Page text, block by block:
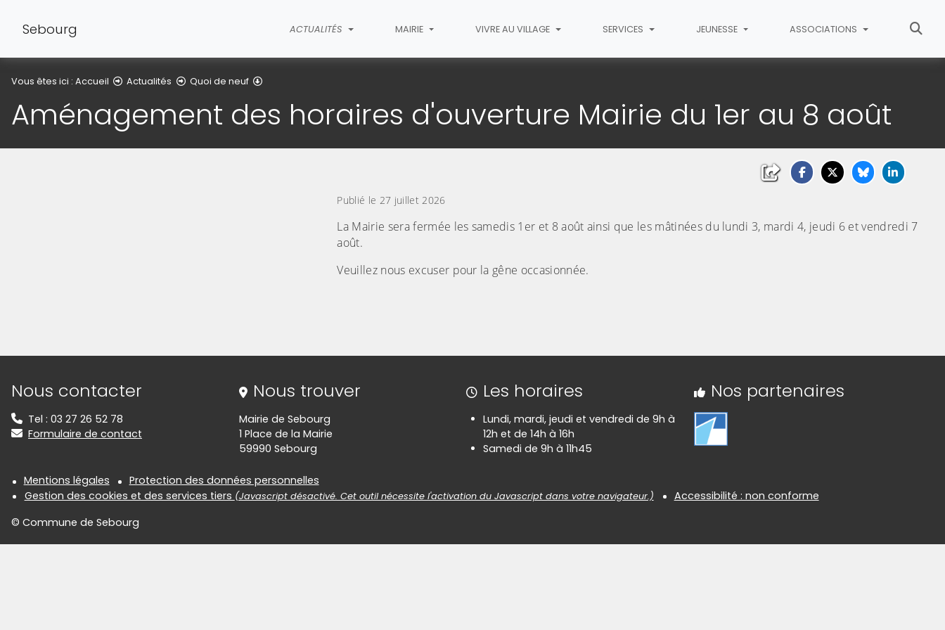
Sebourg ACTUALITÉS MAIRIE VIVRE AU VILLAGE SERVICES JEUNESSE ASSOCIATIONS
Vous êtes ici : Accueil Actualités Quoi de neuf
Aménagement des horaires d'ouverture Mairie du 1er au 8 août
Publié le 27 juillet 2026
La Mairie sera fermée les samedis 1er et 8 août ainsi que les mâtinées du lundi 3, mardi 4, jeudi 6 et vendredi 7
août.
Veuillez nous excuser pour la gêne occasionnée.
Informations de contact
Nous contacter
Tel : 03 27 26 52 78
Formulaire de contact
Nous trouver
Mairie de Sebourg
1 Place de la Mairie
59990 Sebourg
Les horaires
Lundi, mardi, jeudi et vendredi de 9h à
12h et de 14h à 16h
Samedi de 9h à 11h45
Nos partenaires
Informations réglementaires
Mentions légales
Protection des données personnelles
Gestion des cookies et des services tiers (Javascript désactivé. Cet outil nécessite l'activation du Javascript dans votre navigateur.)
Accessibilité : non conforme
© Commune de Sebourg